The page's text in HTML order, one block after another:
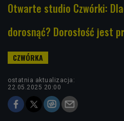
Otwarte studio Czwórki:
dorosnąć? Dorosłość jest
ostatnia aktualizacja:
22.05.2025 20:00